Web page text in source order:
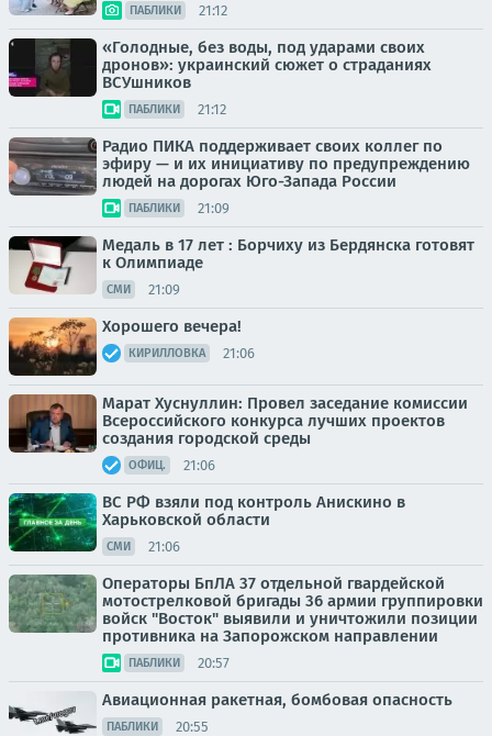
ПАБЛИКИ 21:12
«Голодные, без воды, под ударами своих
дронов»: украинский сюжет о страданиях
ВСУшников
ПАБЛИКИ 21:12
Радио ПИКА поддерживает своих коллег по
эфиру — и их инициативу по предупреждению
людей на дорогах Юго-Запада России
ПАБЛИКИ 21:09
Медаль в 17 лет : Борчиху из Бердянска готовят
к Олимпиаде
СМИ 21:09
Хорошего вечера!
КИРИЛЛОВКА 21:06
Марат Хуснуллин: Провел заседание комиссии
Всероссийского конкурса лучших проектов
создания городской среды
ОФИЦ. 21:06
ВС РФ взяли под контроль Анискино в
Харьковской области
СМИ 21:06
Операторы БпЛА 37 отдельной гвардейской
мотострелковой бригады 36 армии группировки
войск "Восток" выявили и уничтожили позиции
противника на Запорожском направлении
ПАБЛИКИ 20:57
Авиационная ракетная, бомбовая опасность
ПАБЛИКИ 20:55